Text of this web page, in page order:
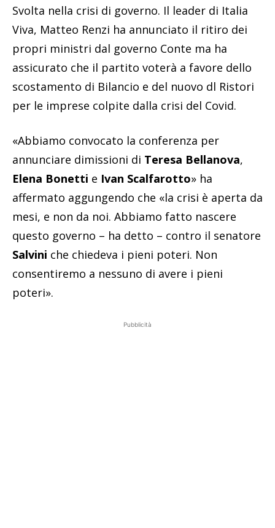
Svolta nella crisi di governo. Il leader di Italia
Viva, Matteo Renzi ha annunciato il ritiro dei
propri ministri dal governo Conte ma ha
assicurato che il partito voterà a favore dello
scostamento di Bilancio e del nuovo dl Ristori
per le imprese colpite dalla crisi del Covid.
«Abbiamo convocato la conferenza per
annunciare dimissioni di Teresa Bellanova,
Elena Bonetti e Ivan Scalfarotto» ha
affermato aggungendo che «la crisi è aperta da
mesi, e non da noi. Abbiamo fatto nascere
questo governo – ha detto – contro il senatore
Salvini che chiedeva i pieni poteri. Non
consentiremo a nessuno di avere i pieni
poteri».
Pubblicità